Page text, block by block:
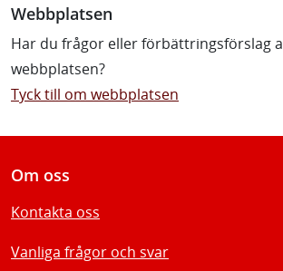
Webbplatsen
Har du frågor eller förbättringsförslag
webbplatsen?
Tyck till om webbplatsen
Om oss
Kontakta oss
Vanliga frågor och svar